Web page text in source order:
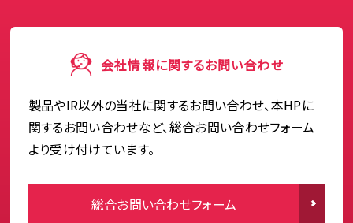
会社情報に関するお問い合わせ
製品やIR以外の当社に関するお問い合わせ、本HPに
関するお問い合わせなど、総合お問い合わせフォーム
より受け付けています。
総合お問い合わせフォーム